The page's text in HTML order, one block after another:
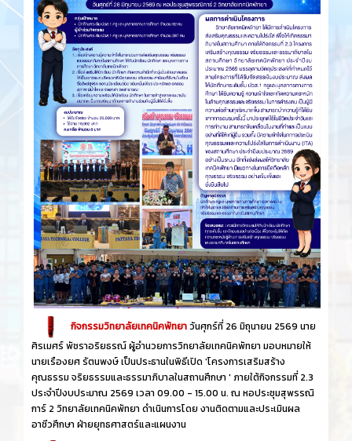
กิจกรรมวิทยาลัยเทคนิคพัทยาวันศุกร์​ที่ 26 ​มิถุนายน​ 2569 นาย
ศิรเมศร์ พัชราอริยธรณ์ ผู้อำนวยการวิทยาลัยเทคนิคพัทยา มอบหมายให้
นายเรืองยศ รัตนพงษ์ เป็นประธานในพิธีเปิด 'โครงการเสริมสร้าง
คุณธรรม จริยธรรมและธรรมาภิบาลในสถานศึกษา ' ภายใต้กิจกรรมที่ 2.3
ประจำปีงบประมาณ 2569 เวลา 09.00 - 15.00 น. ณ หอประชุมสุพรรณิ
การ์ 2 วิทยาลัยเทคนิคพัทยา ดำเนินการโดย งานติดตามและประเมินผล
อาชีวศึกษา ฝ่ายยุทธศาสตร์และแผนงาน